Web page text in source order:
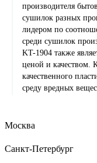
производителя
сушилок разных
лидером по
среди сушилок
KT-1904 также
ценой и качеством.
качественного
среду вредных
Посторонние
Сделаны запасы
Москва
Санкт-Петербург